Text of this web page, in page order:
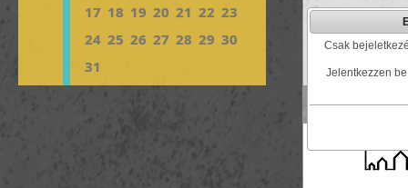
17 18 19 20 21 22 23
24 25 26 27 28 29 30
31
Csak
Jelentkezzen